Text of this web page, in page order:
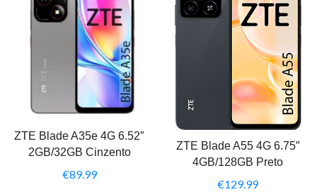
ZTE Blade A35e 4G 6.52″
2GB/32GB Cinzento
€89.99
ZTE Blade A55 4G 6.75″
4GB/128GB Preto
€129.99